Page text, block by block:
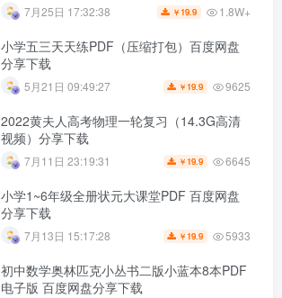
7月25日 17:32:38 ￥ 19.9 1.8W+
小学五三天天练PDF（压缩打包）百度网盘
分享下载
5月21日 09:49:27 ￥ 19.9 9625
2022黄夫人高考物理一轮复习（14.3G高清
视频）分享下载
7月11日 23:19:31 ￥ 19.9 6645
小学1~6年级全册状元大课堂PDF 百度网盘
分享下载
7月13日 15:17:28 ￥ 19.9 5933
初中数学奥林匹克小丛书二版小蓝本8本PDF
电子版 百度网盘分享下载